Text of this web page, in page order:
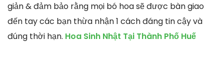
giản & đảm bảo rằng mọi bó hoa sẽ được bàn giao
đến tay các bạn thừa nhận 1 cách đáng tin cậy và
đúng thời hạn. Hoa Sinh Nhật Tại Thành Phố Huế